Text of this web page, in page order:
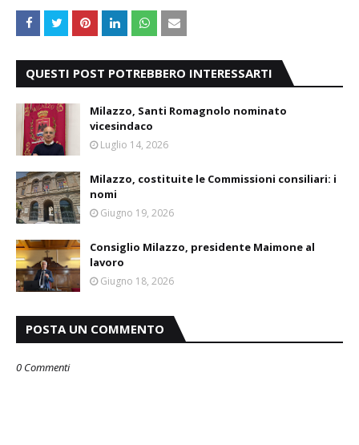
QUESTI POST POTREBBERO INTERESSARTI
Milazzo, Santi Romagnolo nominato
vicesindaco
Luglio 14, 2026
Milazzo, costituite le Commissioni consiliari: i
nomi
Giugno 19, 2026
Consiglio Milazzo, presidente Maimone al
lavoro
Giugno 18, 2026
POSTA UN COMMENTO
0 Commenti